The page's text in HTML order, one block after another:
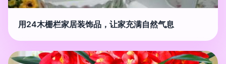
用24木栅栏家居装饰品，让家充满自然气息